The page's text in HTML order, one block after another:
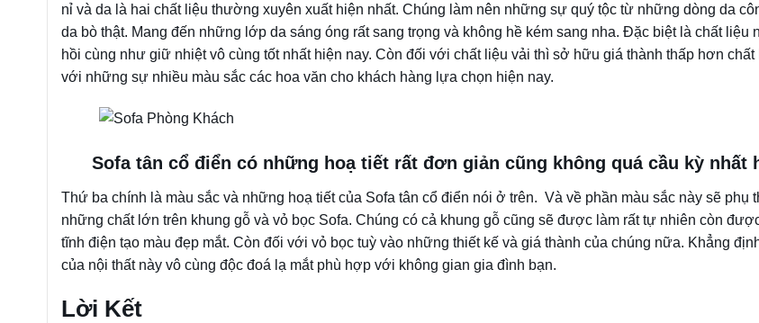
nỉ và da là hai chất liệu thường xuyên xuất hiện nhất. Chúng làm nên những sự quý tộc từ những dòng da
da bò thật. Mang đến những lớp da sáng óng rất sang trọng và không hề kém sang nha. Đặc biệt là chất liệu
hồi cùng như giữ nhiệt vô cùng tốt nhất hiện nay. Còn đối với chất liệu vải thì sở hữu giá thành thấp hơn chất
với những sự nhiều màu sắc các hoa văn cho khách hàng lựa chọn hiện nay.
Sofa tân cổ điển có những hoạ tiết rất đơn giản cũng không quá cầu kỳ nhất
Thứ ba chính là màu sắc và những hoạ tiết của Sofa tân cổ điển nói ở trên. Và về phần màu sắc này sẽ phụ
những chất lớn trên khung gỗ và vỏ bọc Sofa. Chúng có cả khung gỗ cũng sẽ được làm rất tự nhiên còn
tĩnh điện tạo màu đẹp mắt. Còn đối với vỏ bọc tuỳ vào những thiết kế và giá thành của chúng nữa. Khẳng
của nội thất này vô cùng độc đoá lạ mắt phù hợp với không gian gia đình bạn.
Lời Kết